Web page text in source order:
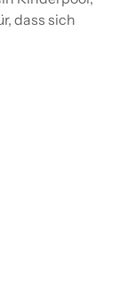
dass sich